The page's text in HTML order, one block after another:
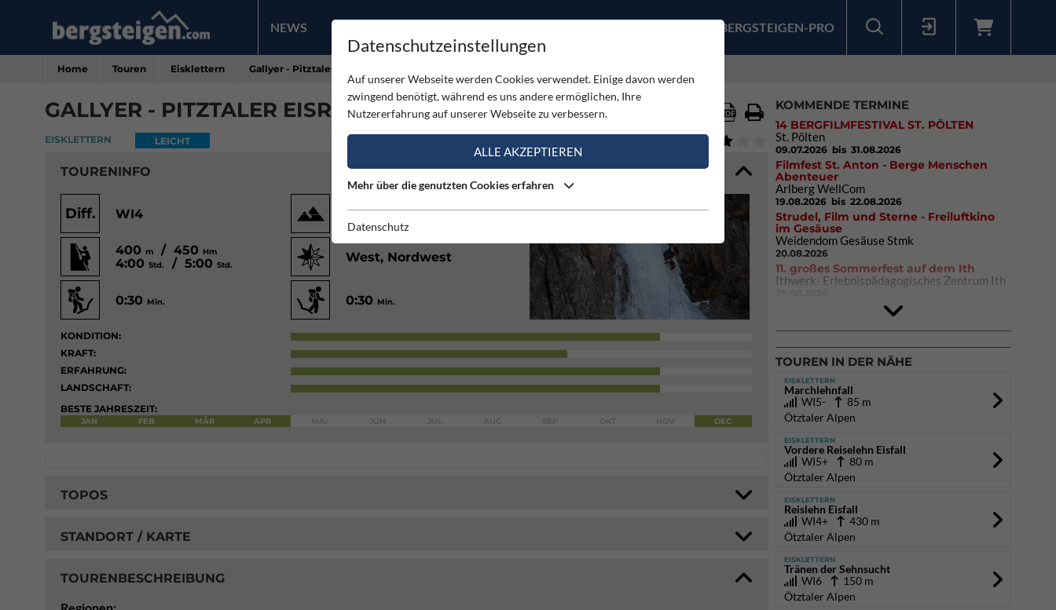
NEWS PRODUKTE BERGSTEIGEN-PRO
Home Touren Eisklettern Gallyer - Pitztaler Eisrinne
GALLYER - PITZTALER EISRINNE
EISKLETTERN LEICHT
TOURENINFO
Diff. WI4 1850
400m / 450 Hm
4:00Std. / 5:00Std.
West, Nordwest
0:30 Min. 0:30 Min.
KONDITION:
KRAFT:
ERFAHRUNG:
LANDSCHAFT:
BESTE JAHRESZEIT:
JAN FEB MÄR APR DEC
TOPOS
STANDORT / KARTE
TOURENBESCHREIBUNG
KOMMENDE TERMINE
14 BERGFILMFESTIVAL ST. PÖLTEN
St. Pölten
09.07.2026 bis 31.08.2026
Filmfest St. Anton - Berge Menschen
Abenteuer
Arlberg WellCom
19.08.2026 bis 22.08.2026
Strudel, Film und Sterne - Freiluftkino
im Gesäuse
Weidendom Gesäuse Stmk
20.08.2026
11. großes Sommerfest auf dem Ith
Ithwerk- Erlebnispädagogisches Zentrum Ith
02.10.2026bis 04.10.2026
TOUREN IN DER NÄHE
EISKLETTERN
Marchlehnfall
WI5-
85 m
Ötztaler Alpen
EISKLETTERN
Vordere Reiselehn Eisfall
WI5+
80 m
Ötztaler Alpen
EISKLETTERN
Reislehn Eisfall
WI4+
430 m
Ötztaler Alpen
EISKLETTERN
Tränen der Sehnsucht
WI6
150 m
Ötztaler Alpen
Datenschutzeinstellungen
Auf unserer Webseite werden Cookies verwendet. Einige davon werden
zwingend benötigt, während es uns andere ermöglichen, Ihre
Nutzererfahrung auf unserer Webseite zu verbessern.
ALLE AKZEPTIEREN
Mehr über die genutzten Cookies erfahren
Datenschutz